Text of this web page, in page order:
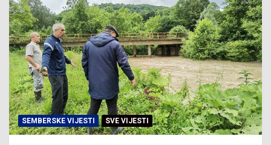
SEMBERSKE VIJESTI SVE VIJESTI